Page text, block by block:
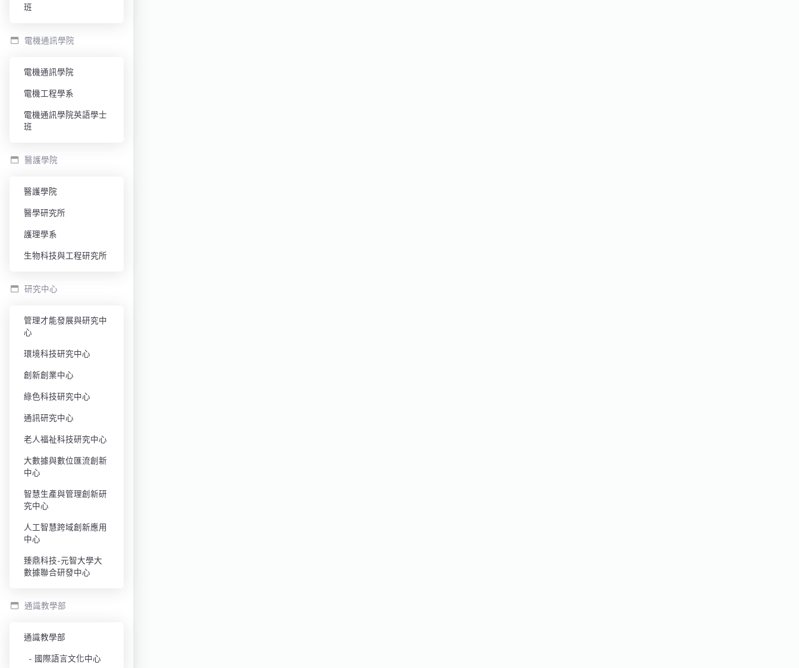
班
電機通訊學院
電機通訊學院
電機工程學系
電機通訊學院英語學士
班
醫護學院
醫護學院
醫學研究所
護理學系
生物科技與工程研究所
研究中心
管理才能發展與研究中
心
環境科技研究中心
創新創業中心
綠色科技研究中心
通訊研究中心
老人福祉科技研究中心
大數據與數位匯流創新
中心
智慧生產與管理創新研
究中心
人工智慧跨域創新應用
中心
臻鼎科技-元智大學大
數據聯合研發中心
通識教學部
通識教學部
國際語言文化中心